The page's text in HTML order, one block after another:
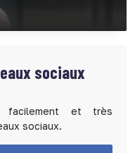
sociaux
facilement et très
sociaux.